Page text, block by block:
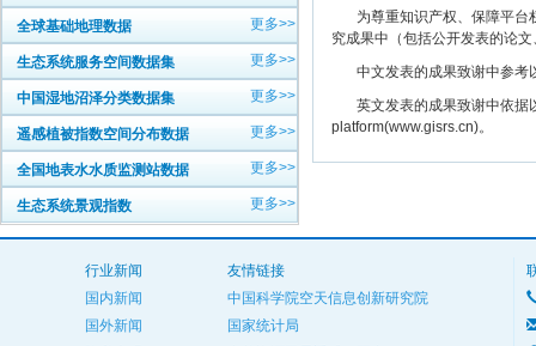
全球基础地理数据 更多>>
生态系统服务空间数据集 更多>>
中国湿地沼泽分类数据集 更多>>
遥感植被指数空间分布数据 更多>>
全国地表水水质监测站数据 更多>>
生态系统景观指数 更多>>
为尊重知识产权、保障平台
究成果中（包括公开发表的论
中文发表的成果致谢中参考
英文发表的成果致谢中依据
platform(www.gisrs.cn)。
行业新闻
国内新闻
国外新闻
友情链接
中国科学院空天信息创新研究院
国家统计局